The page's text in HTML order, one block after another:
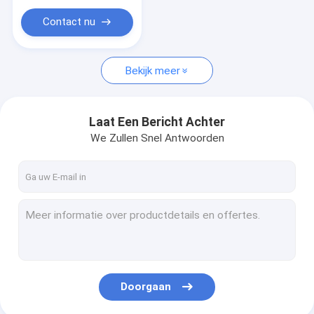
Contact nu
Bekijk meer
Laat Een Bericht Achter
We Zullen Snel Antwoorden
Doorgaan